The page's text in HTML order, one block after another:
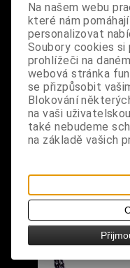
Dotaz na výrobek
Tisk
materiál: nerezová
design: stylový
černém
karabinku
rozměry: délka
S výrobkem se
Na našem webu
které nám
personalizovat
Soubory cookies si
prohlížeči na
webová stránka
se přizpůsobit
Blokování
na vaši
také nebudeme
na základě vašich